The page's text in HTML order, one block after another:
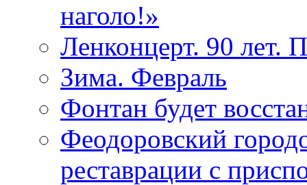
наголо!»
Ленконцерт. 90 лет.
Зима. Февраль
Фонтан будет
Феодоровский
реставрации с